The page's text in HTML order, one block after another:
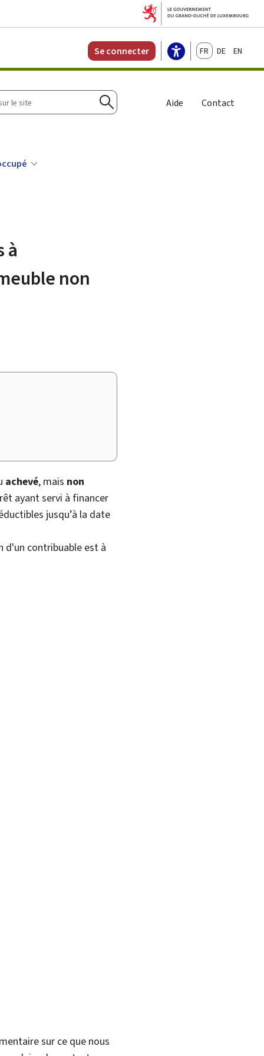
Se connecter FrançaisDeutschEnglish
Rechercher
Aide Contact
à
non
achevé, mais non
ayant servi à financer
jusqu’à la date
d'un contribuable est à
sur ce que nous